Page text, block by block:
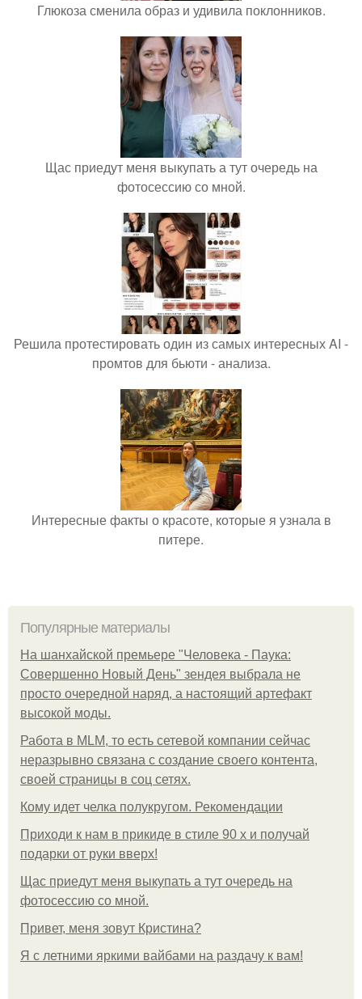
Глюкоза сменила образ и удивила поклонников.
Щас приедут меня выкупать а тут очередь на
фотосессию со мной.
Решила протестировать один из самых интересных AI -
промтов для бьюти - анализа.
Интересные факты о красоте, которые я узнала в
питере.
Популярные материалы
На шанхайской премьере "Человека - Паука:
Совершенно Новый День" зендея выбрала не
просто очередной наряд, а настоящий артефакт
высокой моды.
Работа в MLM, то есть сетевой компании сейчас
неразрывно связана с создание своего контента,
своей страницы в соц сетях.
Кому идет челка полукругом. Рекомендации
Приходи к нам в прикиде в стиле 90 х и получай
подарки от руки вверх!
Щас приедут меня выкупать а тут очередь на
фотосессию со мной.
Привет, меня зовут Кристина?
Я с летними яркими вайбами на раздачу к вам!